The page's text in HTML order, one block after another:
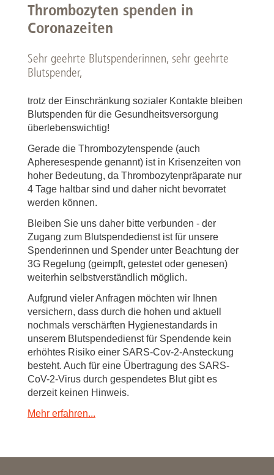
Thrombozyten spenden in
Coronazeiten
Sehr geehrte Blutspenderinnen, sehr geehrte
Blutspender,
trotz der Einschränkung sozialer Kontakte bleiben
Blutspenden für die Gesundheitsversorgung
überlebenswichtig!
Gerade die Thrombozytenspende (auch
Apheresespende genannt) ist in Krisenzeiten von
hoher Bedeutung, da Thrombozytenpräparate nur
4 Tage haltbar sind und daher nicht bevorratet
werden können.
Bleiben Sie uns daher bitte verbunden - der
Zugang zum Blutspendedienst ist für unsere
Spenderinnen und Spender unter Beachtung der
3G Regelung (geimpft, getestet oder genesen)
weiterhin selbstverständlich möglich.
Aufgrund vieler Anfragen möchten wir Ihnen
versichern, dass durch die hohen und aktuell
nochmals verschärften Hygienestandards in
unserem Blutspendedienst für Spendende kein
erhöhtes Risiko einer SARS-Cov-2-Ansteckung
besteht. Auch für eine Übertragung des SARS-
CoV-2-Virus durch gespendetes Blut gibt es
derzeit keinen Hinweis.
Mehr erfahren...